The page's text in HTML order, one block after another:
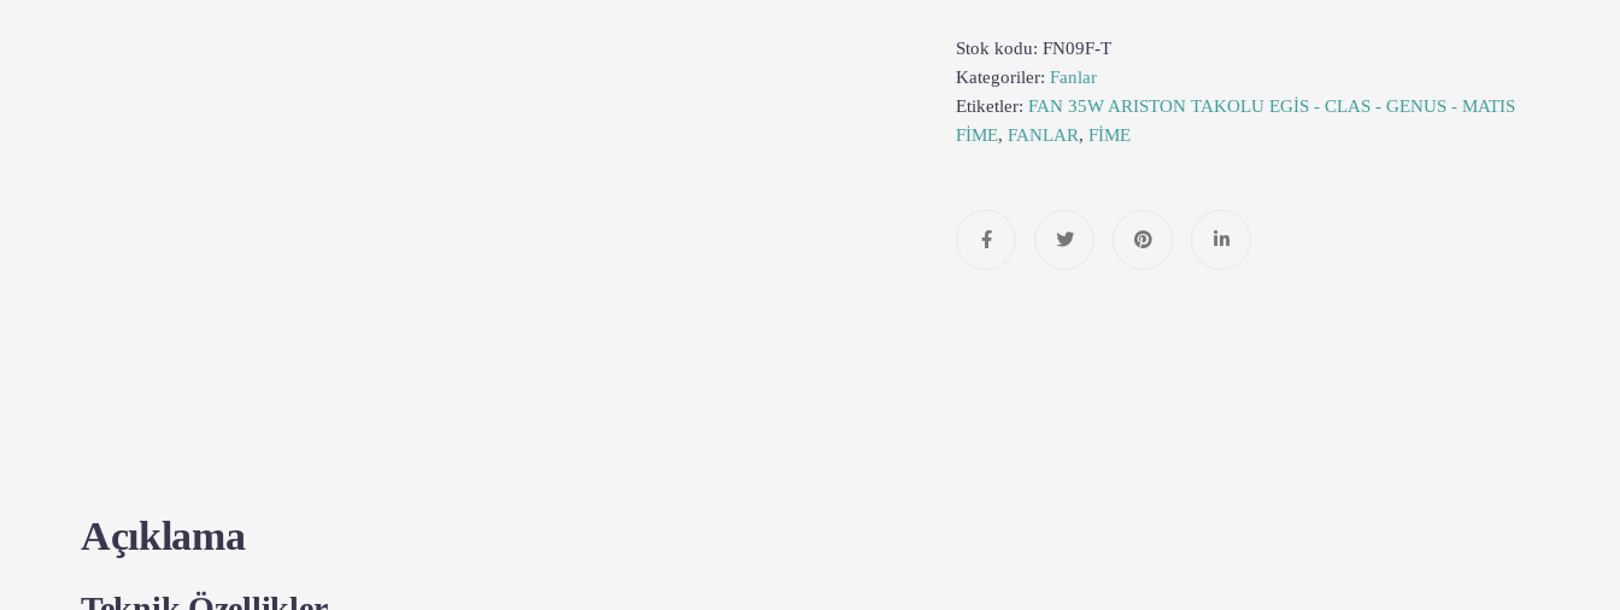
Stok kodu: FN09F-T
Kategoriler: Fanlar
Etiketler: FAN 35W ARISTON TAKOLU EGİS - CLAS - GENUS - MATIS
FİME, FANLAR, FİME
Açıklama